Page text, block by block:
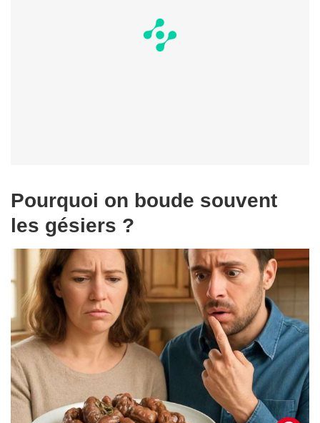
Pourquoi on boude souvent
les gésiers ?